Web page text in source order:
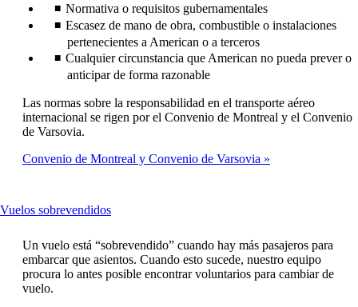
Normativa o requisitos gubernamentales
Escasez de mano de obra, combustible o instalaciones
pertenecientes a American o a terceros
Cualquier circunstancia que American no pueda prever o
anticipar de forma razonable
Las normas sobre la responsabilidad en el transporte aéreo
internacional se rigen por el Convenio de Montreal y el Convenio
de Varsovia.
Convenio de Montreal y Convenio de Varsovia
Vuelos sobrevendidosThis
can
be
expanded
Un vuelo está “sobrevendido” cuando hay más pasajeros para
embarcar que asientos. Cuando esto sucede, nuestro equipo
procura lo antes posible encontrar voluntarios para cambiar de
vuelo.